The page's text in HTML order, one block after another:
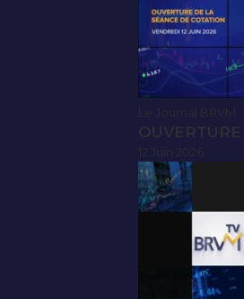
Le Journal BRVM